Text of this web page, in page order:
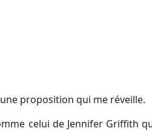
proposition qui me réveille.
celui de Jennifer Griffith